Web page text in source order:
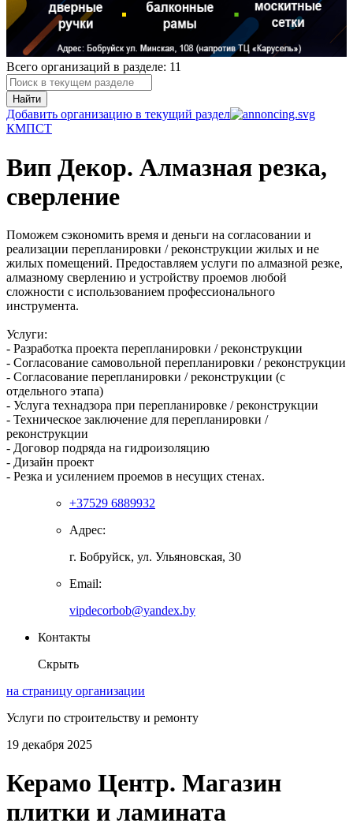
Всего организаций в разделе: 11
Найти
Добавить организацию в текущий раздел
КМПСТ
Вип Декор. Алмазная резка,
сверление
Поможем сэкономить время и деньги на согласовании и
реализации перепланировки / реконструкции жилых и не
жилых помещений. Предоставляем услуги по алмазной резке,
алмазному сверлению и устройству проемов любой
сложности с использованием профессионального
инструмента.
Услуги:
- Разработка проекта перепланировки / реконструкции
- Согласование самовольной перепланировки / реконструкции
- Согласование перепланировки / реконструкции (с
отдельного этапа)
- Услуга технадзора при перепланировке / реконструкции
- Техническое заключение для перепланировки /
реконструкции
- Договор подряда на гидроизоляцию
- Дизайн проект
- Резка и усилением проемов в несущих стенах.
+37529 6889932
Адрес:
г. Бобруйск, ул. Ульяновская, 30
Email:
vipdecorbob@yandex.by
Контакты
Скрыть
на страницу организации
Услуги по строительству и ремонту
19 декабря 2025
Керамо Центр. Магазин
плитки и ламината